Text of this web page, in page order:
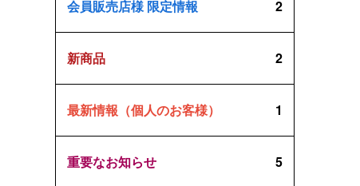
会員販売店様 限定情報 2
新商品 2
最新情報（個人のお客様） 1
重要なお知らせ 5